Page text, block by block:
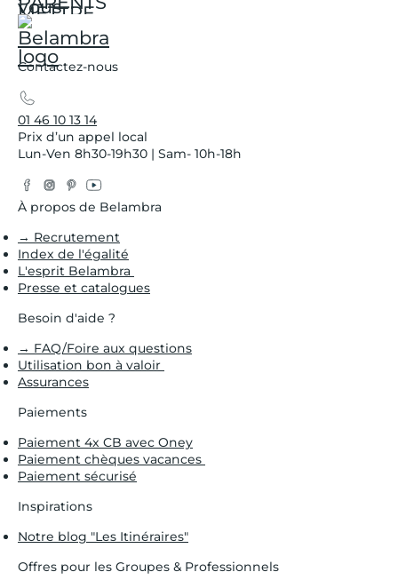
Contactez-nous
01 46 10 13 14
Prix d’un appel local
Lun-Ven 8h30-19h30 | Sam- 10h-18h
Facebook
Instagram
Pinterest
YouTube
À propos de Belambra
→ Recrutement
Index de l'égalité
L'esprit Belambra
Presse et catalogues
Besoin d'aide ?
→ FAQ/Foire aux questions
Utilisation bon à valoir
Assurances
Paiements
Paiement 4x CB avec Oney
Paiement chèques vacances
Paiement sécurisé
Inspirations
Notre blog "Les Itinéraires"
Offres pour les Groupes & Professionnels